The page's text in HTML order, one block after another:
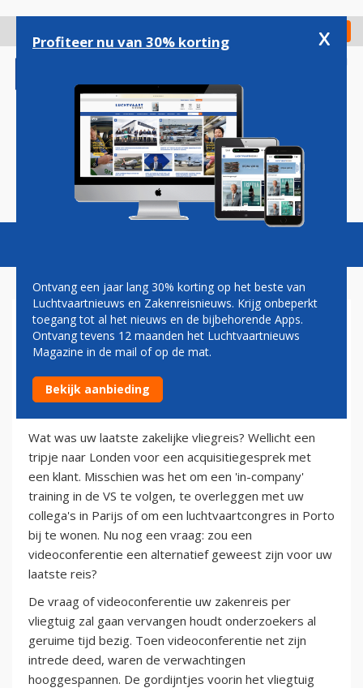
gaan
Check in
Magazine Podcasts Vacatures
GUILLAUME BURGHOUWT:
THE REAL THING
20 juli 2010
Wat was uw laatste zakelijke vliegreis? Wellicht een
tripje naar Londen voor een acquisitiegesprek met
een klant. Misschien was het om een 'in-company'
training in de VS te volgen, te overleggen met uw
collega's in Parijs of om een luchtvaartcongres in Porto
bij te wonen. Nu nog een vraag: zou een
videoconferentie een alternatief geweest zijn voor uw
laatste reis?
De vraag of videoconferentie uw zakenreis per
vliegtuig zal gaan vervangen houdt onderzoekers al
geruime tijd bezig. Toen videoconferentie net zijn
intrede deed, waren de verwachtingen
hooggespannen. De gordijntjes voorin het vliegtuig
Profiteer nu van 30% korting x
Ontvang een jaar lang 30% korting op het beste van
Luchtvaartnieuws en Zakenreisnieuws. Krijg onbeperkt
toegang tot al het nieuws en de bijbehorende Apps.
Ontvang tevens 12 maanden het Luchtvaartnieuws
Magazine in de mail of op de mat.
Bekijk aanbieding